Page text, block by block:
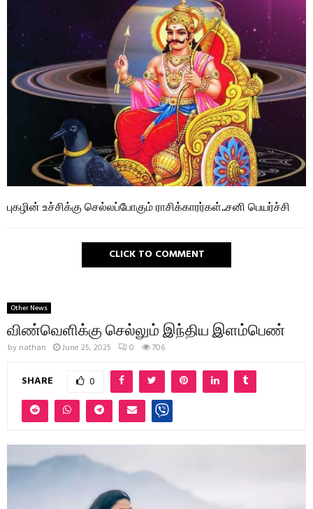
புகழின் உச்சிக்கு செல்லப்போகும் ராசிக்காரர்கள்..சனி பெயர்ச்சி
CLICK TO COMMENT
Other News
விண்வெளிக்கு செல்லும் இந்திய இளம்பெண்
by nathan June 25, 2025 0 706
SHARE 0